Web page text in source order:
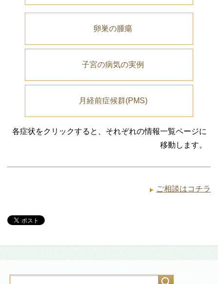
卵巣の腫瘍
子宮の病気の実例
月経前症候群(PMS)
各症状をクリックすると、それぞれの情報一覧ページに
移動します。
ご相談はコチラ